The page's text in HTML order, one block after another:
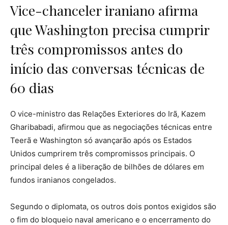
Vice-chanceler iraniano afirma
que Washington precisa cumprir
três compromissos antes do
início das conversas técnicas de
60 dias
O vice-ministro das Relações Exteriores do Irã, Kazem
Gharibabadi, afirmou que as negociações técnicas entre
Teerã e Washington só avançarão após os Estados
Unidos cumprirem três compromissos principais. O
principal deles é a liberação de bilhões de dólares em
fundos iranianos congelados.
Segundo o diplomata, os outros dois pontos exigidos são
o fim do bloqueio naval americano e o encerramento do